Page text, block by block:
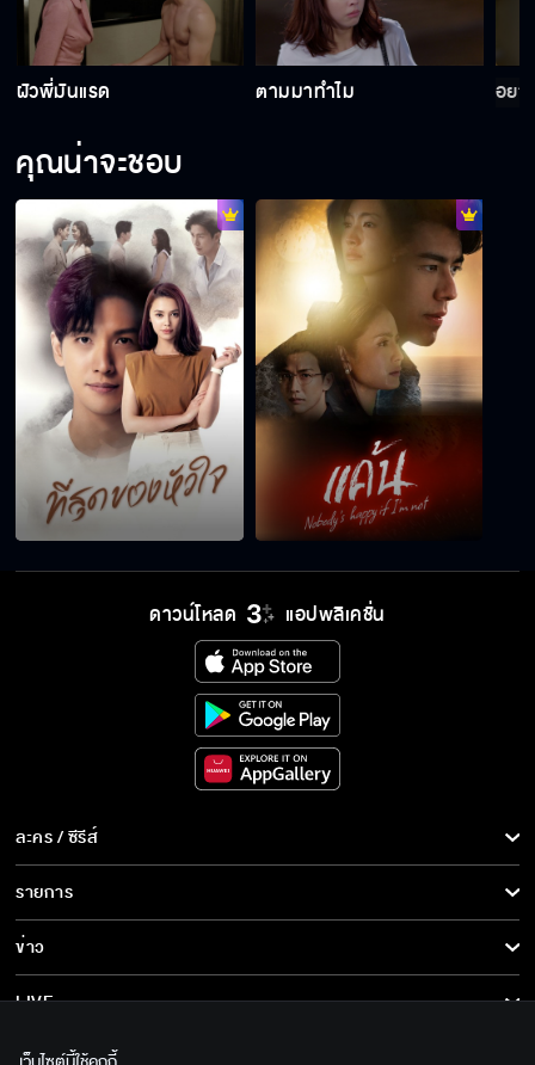
ตอบเป็นแฟนก็ง่าย แล้วยังไปจูบเขาก่อนอีก
ผู้หญิงพวกนั้นคงอยากมาแทนที่ พิม อยากเป็น
เมียมีทะเบียน
อย่ารักใครจนลืมคุณค่าตัวเอง
อยากก้าวไปข้างหน้า
ผัวพี่มันแรด
ผัวพี่มันแรด ตามมาทำไม อยา
คุณน่าจะชอบ
ดาวน์โหลด แอปพลิเคชั่น
ละคร / ซีรีส์
ละคร/ซีรีส์
ซีรีส์นานาชาติ
การ์ตูน & เกม
รายการ
รายการทั้งหมด
ข่าว
ข่าวทั้งหมด
LIVE
เกี่ยวกับเรา